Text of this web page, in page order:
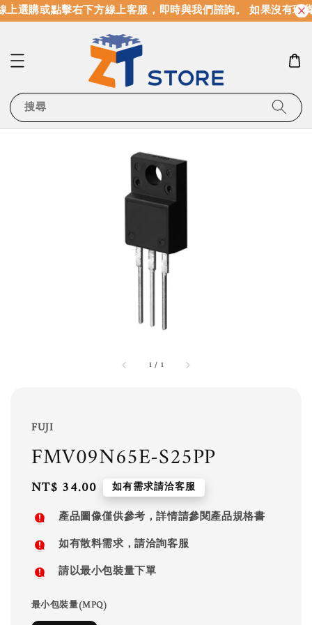
選購或點擊右下方線上客服，即時與我們諮詢。 如果沒有現
搜尋
1 / 1
FUJI
FMV09N65E-S25PP
Regular
price
NT$ 34.00 如有需求請洽客服
產品圖像僅供參考，詳情請參閱產品規格書
如有散料需求，請洽詢客服
請以最小包裝量下單
最小包裝量(MPQ)